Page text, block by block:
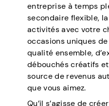
entreprise à temps
secondaire flexible,
activités avec votre
occasions uniques
qualité ensemble,
débouchés créatifs
source de revenus
que vous aimez.
Qu’il s’agisse de